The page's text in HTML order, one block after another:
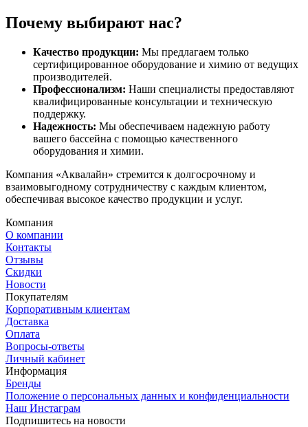
Почему выбирают нас?
Качество продукции: Мы предлагаем только
сертифицированное оборудование и химию от ведущих
производителей.
Профессионализм: Наши специалисты предоставляют
квалифицированные консультации и техническую
поддержку.
Надежность: Мы обеспечиваем надежную работу
вашего бассейна с помощью качественного
оборудования и химии.
Компания «Аквалайн» стремится к долгосрочному и
взаимовыгодному сотрудничеству с каждым клиентом,
обеспечивая высокое качество продукции и услуг.
Компания
О компании
Контакты
Отзывы
Скидки
Новости
Покупателям
Корпоративным клиентам
Доставка
Оплата
Вопросы-ответы
Личный кабинет
Информация
Бренды
Положение о персональных данных и конфиденциальности
Наш Инстаграм
Подпишитесь на новости